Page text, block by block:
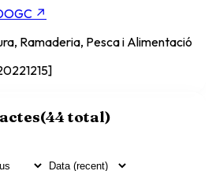
↗
Ramaderia, Pesca i Alimentació
(44total)